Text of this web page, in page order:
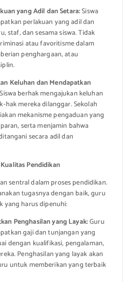
yang Adil dan Setara:Siswa
perlakuan yang adil dan
staf, dan sesama siswa. Tidak
atau favoritisme dalam
penghargaan, atau
Keluhan dan Mendapatkan
Siswa berhak mengajukan keluhan
hak mereka dilanggar. Sekolah
mekanisme pengaduan yang
serta menjamin bahwa
secara adil dan
Pendidikan
sentral dalam proses pendidikan.
tugasnya dengan baik, guru
yang harus dipenuhi:
Penghasilan yang Layak:Guru
gaji dan tunjangan yang
dengan kualifikasi, pengalaman,
Penghasilan yang layak akan
untuk memberikan yang terbaik